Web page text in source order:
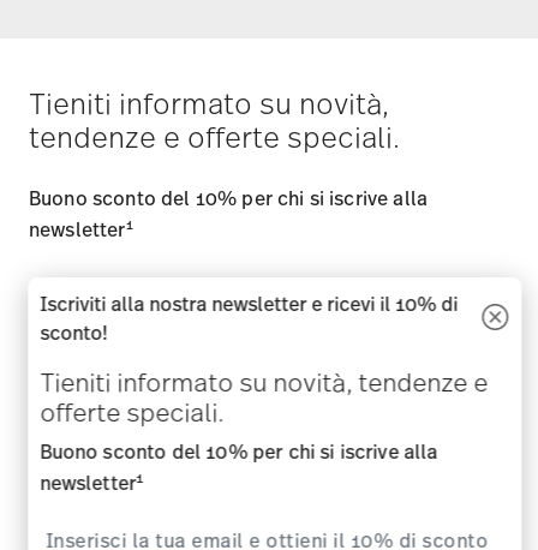
Tieniti informato su novità,
tendenze e offerte speciali.
Buono sconto del 10% per chi si iscrive alla
newsletter1
Rosenthal sui temi porcellane, accessori per la tavola, per la
cucina e per la casa della ditta Rosenthal GmbH. In qualsiasi
momento è possibile cancellarsi dalla Newsletter attraverso l
dati.
Iscriviti alla nostra newsletter e ricevi il 10% di
sconto!
Tieniti informato su novità, tendenze e
offerte speciali.
Buono sconto del 10% per chi si iscrive alla
newsletter1